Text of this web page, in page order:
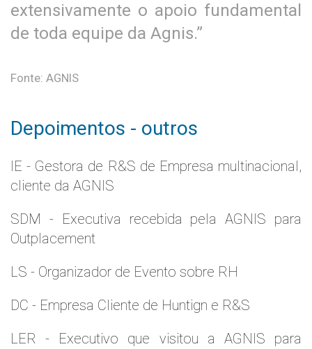
extensivamente o apoio fundamental
de toda equipe da Agnis.”
Fonte: AGNIS
Depoimentos - outros
IE - Gestora de R&S de Empresa multinacional,
cliente da AGNIS
SDM - Executiva recebida pela AGNIS para
Outplacement
LS - Organizador de Evento sobre RH
DC - Empresa Cliente de Huntign e R&S
LER - Executivo que visitou a AGNIS para